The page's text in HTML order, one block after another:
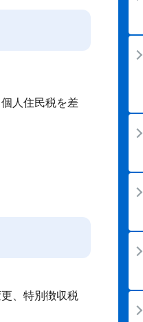
人住民税を差
、特別徴収税